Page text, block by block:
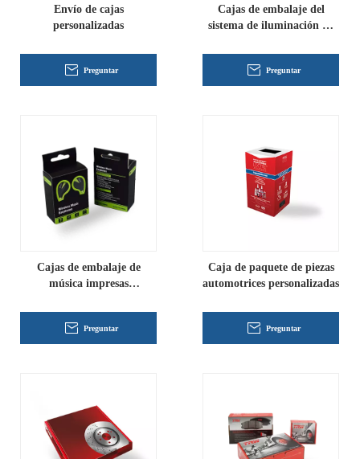
Envío de cajas
personalizadas
Preguntar
Cajas de embalaje del
sistema de iluminación de
Preguntar
Cajas de embalaje de
música impresas
Preguntar
Caja de paquete de piezas
automotrices personalizadas
Preguntar